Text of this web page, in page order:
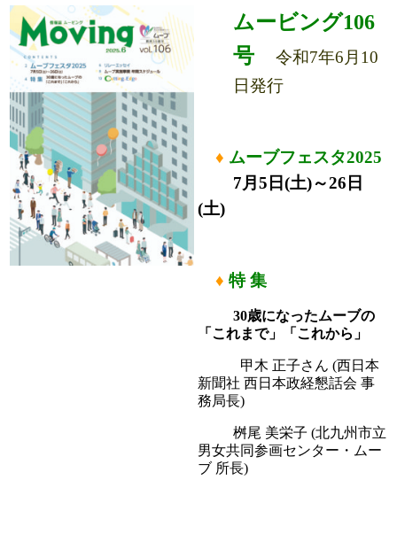
ムービング106
号
令和7年6月10
日発行
♦ ムーブフェスタ2025
7月5日(土)～26日
(土)
♦ 特 集
30歳になったムーブの
「これまで」「これから」
甲木 正子さん (西日本
新聞社 西日本政経懇話会 事
務局長)
桝尾 美栄子 (北九州市立
男女共同参画センター・ムー
ブ 所長)